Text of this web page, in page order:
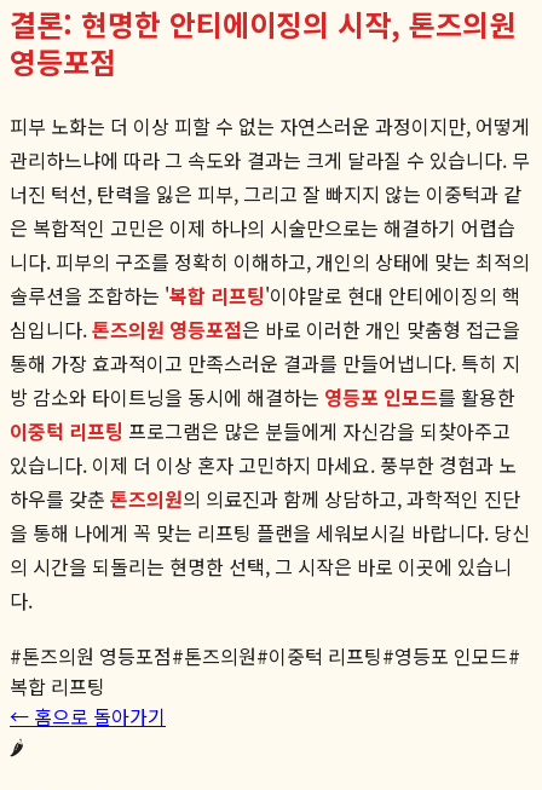
결론: 현명한 안티에이징의 시작, 톤즈의원
영등포점
피부 노화는 더 이상 피할 수 없는 자연스러운 과정이지만, 어떻게
관리하느냐에 따라 그 속도와 결과는 크게 달라질 수 있습니다. 무
너진 턱선, 탄력을 잃은 피부, 그리고 잘 빠지지 않는 이중턱과 같
은 복합적인 고민은 이제 하나의 시술만으로는 해결하기 어렵습
니다. 피부의 구조를 정확히 이해하고, 개인의 상태에 맞는 최적의
솔루션을 조합하는 '복합 리프팅'이야말로 현대 안티에이징의 핵
심입니다.톤즈의원 영등포점은 바로 이러한 개인 맞춤형 접근을
통해 가장 효과적이고 만족스러운 결과를 만들어냅니다. 특히 지
방 감소와 타이트닝을 동시에 해결하는 영등포 인모드를 활용한
이중턱 리프팅 프로그램은 많은 분들에게 자신감을 되찾아주고
있습니다. 이제 더 이상 혼자 고민하지 마세요. 풍부한 경험과 노
하우를 갖춘 톤즈의원의 의료진과 함께 상담하고, 과학적인 진단
을 통해 나에게 꼭 맞는 리프팅 플랜을 세워보시길 바랍니다. 당신
의 시간을 되돌리는 현명한 선택, 그 시작은 바로 이곳에 있습니
다.
#톤즈의원 영등포점#톤즈의원#이중턱 리프팅#영등포 인모드#
복합 리프팅
← 홈으로 돌아가기
🌶️